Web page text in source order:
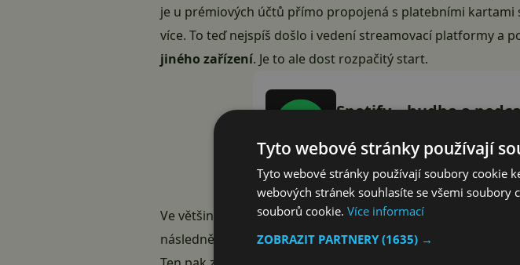
je u prémiových účtů přímo propojená s platebními kartami
více. To teď nejspíš došlo i vedení streamovací platformy a
jiného zařízení. Je to ale dost rozpačitý start.
Spotify – hudba a
Ve většině případů funguje dvoufaktorové ověření
následně si vyberete, jakým způsobem vám má přicházet
Tyto webové stránky používají
Tyto webové stránky používají soubory cookie
webových stránek souhlasíte se všemi soubory
souborů cookie. Více informací
ZOBRAZIT PARTNERY(1635) →